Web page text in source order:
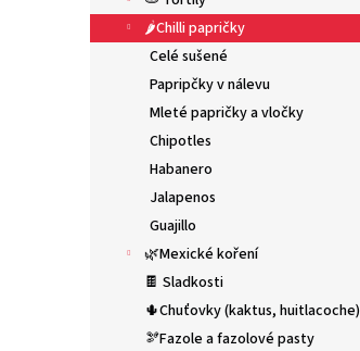
🌶️Chilli papričky
Celé sušené
Papripčky v nálevu
Mleté papričky a vločky
Chipotles
Habanero
Jalapenos
Guajillo
🌿Mexické koření
🍫 Sladkosti
🌵Chuťovky (kaktus, huitlacoche)
🫘Fazole a fazolové pasty